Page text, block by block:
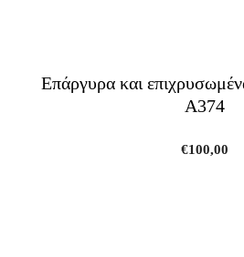
Επάργυρα και
A374
€100,00